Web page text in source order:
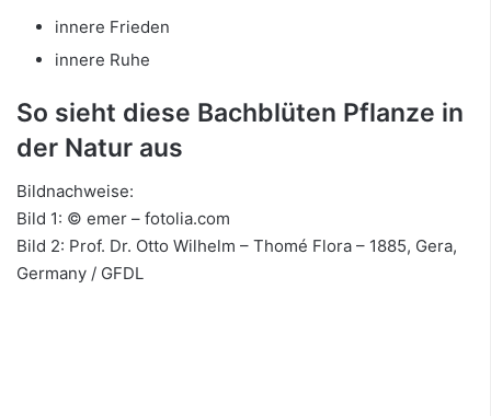
innere Frieden
innere Ruhe
So sieht diese Bachblüten Pflanze in
der Natur aus
Bildnachweise:
Bild 1: © emer – fotolia.com
Bild 2: Prof. Dr. Otto Wilhelm – Thomé Flora – 1885, Gera,
Germany / GFDL